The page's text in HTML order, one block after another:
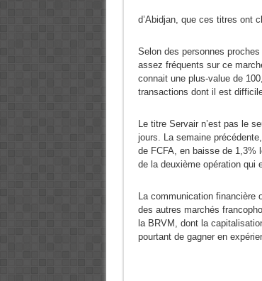
d’Abidjan, que ces titres ont
Selon des personnes
assez fréquents sur ce
connait une plus-value de
transactions dont il est
Le titre Servair n’est pas le
jours. La semaine
de FCFA, en baisse de 1,3%
de la deuxième opération qui
La communication financière
des autres marchés
la BRVM, dont la
pourtant de gagner en